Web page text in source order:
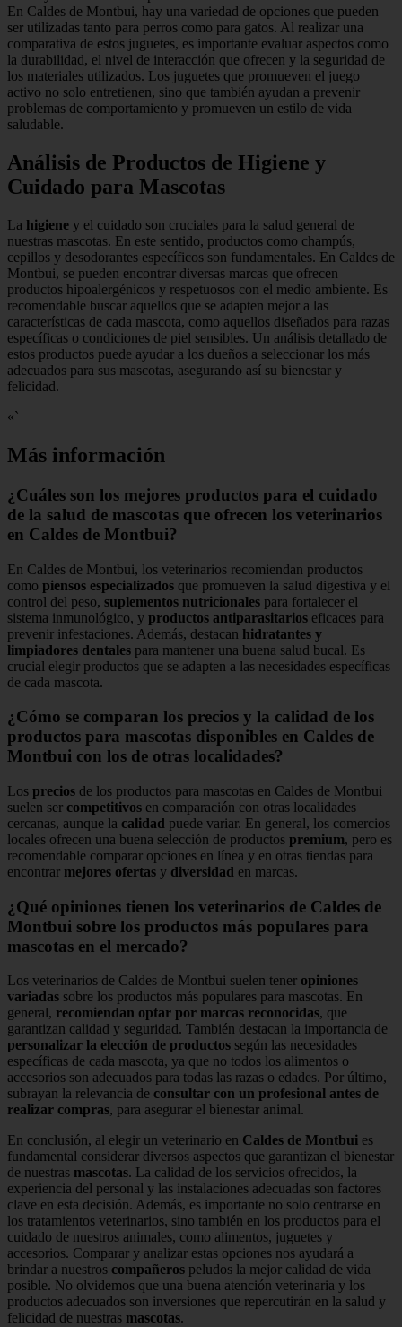
En Caldes de Montbui, hay una variedad de opciones que pueden
ser utilizadas tanto para perros como para gatos. Al realizar una
comparativa de estos juguetes, es importante evaluar aspectos como
la durabilidad, el nivel de interacción que ofrecen y la seguridad de
los materiales utilizados. Los juguetes que promueven el juego
activo no solo entretienen, sino que también ayudan a prevenir
problemas de comportamiento y promueven un estilo de vida
saludable.
Análisis de Productos de Higiene y
Cuidado para Mascotas
La higiene y el cuidado son cruciales para la salud general de
nuestras mascotas. En este sentido, productos como champús,
cepillos y desodorantes específicos son fundamentales. En Caldes de
Montbui, se pueden encontrar diversas marcas que ofrecen
productos hipoalergénicos y respetuosos con el medio ambiente. Es
recomendable buscar aquellos que se adapten mejor a las
características de cada mascota, como aquellos diseñados para razas
específicas o condiciones de piel sensibles. Un análisis detallado de
estos productos puede ayudar a los dueños a seleccionar los más
adecuados para sus mascotas, asegurando así su bienestar y
felicidad.
«`
Más información
¿Cuáles son los mejores productos para el cuidado
de la salud de mascotas que ofrecen los veterinarios
en Caldes de Montbui?
En Caldes de Montbui, los veterinarios recomiendan productos
como piensos especializados que promueven la salud digestiva y el
control del peso, suplementos nutricionales para fortalecer el
sistema inmunológico, y productos antiparasitarios eficaces para
prevenir infestaciones. Además, destacan hidratantes y
limpiadores dentales para mantener una buena salud bucal. Es
crucial elegir productos que se adapten a las necesidades específicas
de cada mascota.
¿Cómo se comparan los precios y la calidad de los
productos para mascotas disponibles en Caldes de
Montbui con los de otras localidades?
Los precios de los productos para mascotas en Caldes de Montbui
suelen ser competitivos en comparación con otras localidades
cercanas, aunque la calidad puede variar. En general, los comercios
locales ofrecen una buena selección de productos premium, pero es
recomendable comparar opciones en línea y en otras tiendas para
encontrar mejores ofertas y diversidad en marcas.
¿Qué opiniones tienen los veterinarios de Caldes de
Montbui sobre los productos más populares para
mascotas en el mercado?
Los veterinarios de Caldes de Montbui suelen tener opiniones
variadas sobre los productos más populares para mascotas. En
general, recomiendan optar por marcas reconocidas, que
garantizan calidad y seguridad. También destacan la importancia de
personalizar la elección de productos según las necesidades
específicas de cada mascota, ya que no todos los alimentos o
accesorios son adecuados para todas las razas o edades. Por último,
subrayan la relevancia de consultar con un profesional antes de
realizar compras, para asegurar el bienestar animal.
En conclusión, al elegir un veterinario en Caldes de Montbui es
fundamental considerar diversos aspectos que garantizan el bienestar
de nuestras mascotas. La calidad de los servicios ofrecidos, la
experiencia del personal y las instalaciones adecuadas son factores
clave en esta decisión. Además, es importante no solo centrarse en
los tratamientos veterinarios, sino también en los productos para el
cuidado de nuestros animales, como alimentos, juguetes y
accesorios. Comparar y analizar estas opciones nos ayudará a
brindar a nuestros compañeros peludos la mejor calidad de vida
posible. No olvidemos que una buena atención veterinaria y los
productos adecuados son inversiones que repercutirán en la salud y
felicidad de nuestras mascotas.